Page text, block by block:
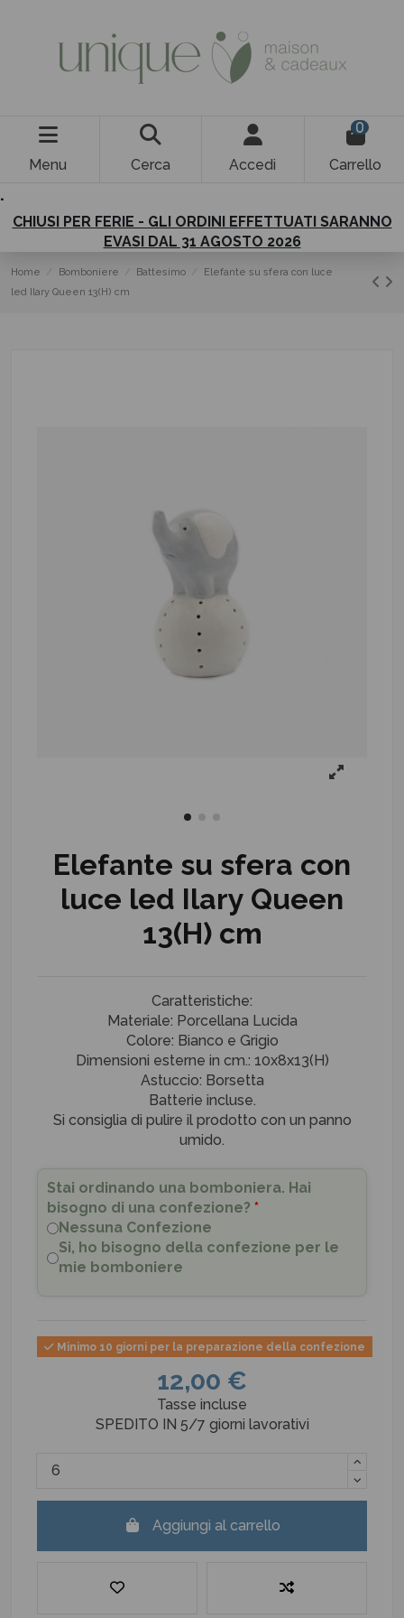
Menu Cerca Accedi
0
Carrello
.
CHIUSI PER FERIE - GLI ORDINI EFFETTUATI SARANNO
EVASI DAL 31 AGOSTO 2026
Home Bomboniere Battesimo
Elefante su sfera con luce
led Ilary Queen 13(H) cm
Elefante su sfera con
luce led Ilary Queen
13(H) cm
Caratteristiche:
Materiale: Porcellana Lucida
Colore: Bianco e Grigio
Dimensioni esterne in cm.: 10x8x13(H)
Astuccio: Borsetta
Batterie incluse.
Si consiglia di pulire il prodotto con un panno
umido.
Stai ordinando una bomboniera. Hai
bisogno di una confezione? *
Nessuna Confezione
Si, ho bisogno della confezione per le
mie bomboniere
Minimo 10 giorni per la preparazione della confezione
12,00 €
Tasse incluse
SPEDITO IN 5/7 giorni lavorativi
Aggiungi al carrello